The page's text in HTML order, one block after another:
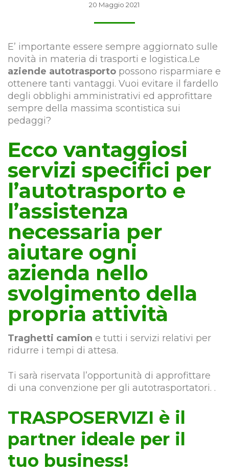
20 Maggio 2021
E’ importante essere sempre aggiornato sulle
novità in materia di trasporti e logistica.Le
aziende autotrasporto possono risparmiare e
ottenere tanti vantaggi. Vuoi evitare il fardello
degli obblighi amministrativi ed approfittare
sempre della massima scontistica sui
pedaggi?
Ecco vantaggiosi
servizi specifici per
l’autotrasporto e
l’assistenza
necessaria per
aiutare ogni
azienda nello
svolgimento della
propria attività
Traghetti camion e tutti i servizi relativi per
ridurre i tempi di attesa.
Ti sarà riservata l’opportunità di approfittare
di una convenzione per gli autotrasportatori. .
TRASPOSERVIZI è il
partner ideale per il
tuo business!